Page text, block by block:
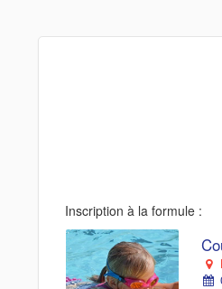
Inscription à la formule :